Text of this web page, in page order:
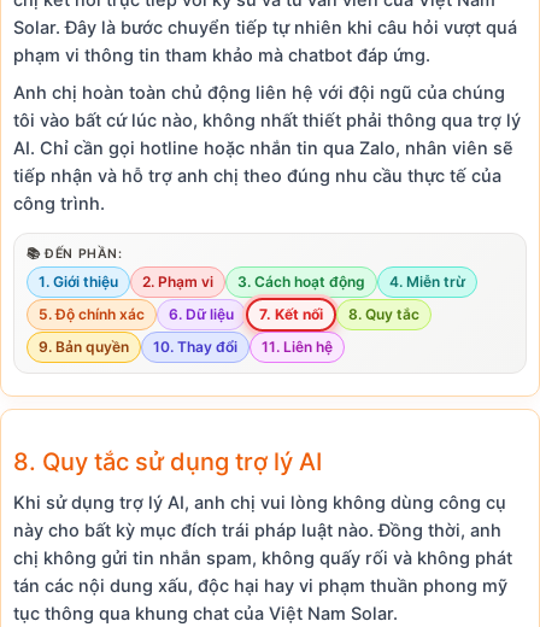
Solar. Đây là bước chuyển tiếp tự nhiên khi câu hỏi vượt quá
phạm vi thông tin tham khảo mà chatbot đáp ứng.
Anh chị hoàn toàn chủ động liên hệ với đội ngũ của chúng
tôi vào bất cứ lúc nào, không nhất thiết phải thông qua trợ lý
AI. Chỉ cần gọi hotline hoặc nhắn tin qua Zalo, nhân viên sẽ
tiếp nhận và hỗ trợ anh chị theo đúng nhu cầu thực tế của
công trình.
📚 ĐẾN PHẦN:
1. Giới thiệu 2. Phạm vi 3. Cách hoạt động
4. Miễn trừ
5. Độ chính xác
6. Dữ liệu 7. Kết nối
8. Quy tắc
9. Bản quyền
10. Thay đổi 11. Liên hệ
8. Quy tắc sử dụng trợ lý AI
Khi sử dụng trợ lý AI, anh chị vui lòng không dùng công cụ
này cho bất kỳ mục đích trái pháp luật nào. Đồng thời, anh
chị không gửi tin nhắn spam, không quấy rối và không phát
tán các nội dung xấu, độc hại hay vi phạm thuần phong mỹ
tục thông qua khung chat của Việt Nam Solar.